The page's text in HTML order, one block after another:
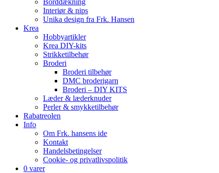
Borddækning
Interiør & nips
Unika design fra Frk. Hansen
Krea
Hobbyartikler
Krea DIY-kits
Strikketilbehør
Broderi
Broderi tilbehør
DMC broderigarn
Broderi – DIY KITS
Læder & læderknuder
Perler & smykketilbehør
Rabatreolen
Info
Om Frk. hansens ide
Kontakt
Handelsbetingelser
Cookie- og privatlivspolitik
0 varer